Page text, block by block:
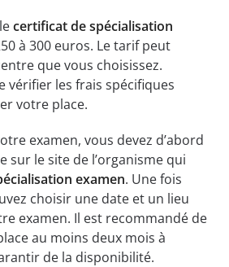
certificat de spécialisation
à 300 euros. Le tarif peut
que vous choisissez.
vérifier les frais spécifiques
votre place.
examen, vous devez d’abord
sur le site de l’organisme qui
examen. Une fois
choisir une date et un lieu
examen. Il est recommandé de
au moins deux mois à
de la disponibilité.